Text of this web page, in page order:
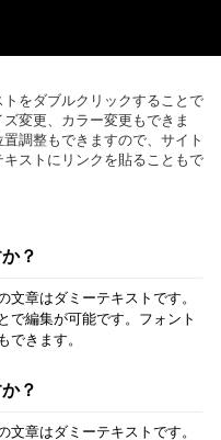
をダブルクリックすることで
変更、カラー変更もできま
調整もできますので、サイト
ストにリンクを貼ることもで
？
章はダミーテキストです。
で編集が可能です。フォント
できます。
？
章はダミーテキストです。